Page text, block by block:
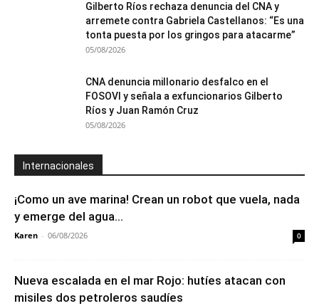
Gilberto Ríos rechaza denuncia del CNA y
arremete contra Gabriela Castellanos: “Es una
tonta puesta por los gringos para atacarme”
05/08/2026
CNA denuncia millonario desfalco en el
FOSOVI y señala a exfuncionarios Gilberto
Ríos y Juan Ramón Cruz
05/08/2026
Internacionales
¡Como un ave marina! Crean un robot que vuela, nada
y emerge del agua...
Karen - 06/08/2026 0
Nueva escalada en el mar Rojo: hutíes atacan con
misiles dos petroleros saudíes